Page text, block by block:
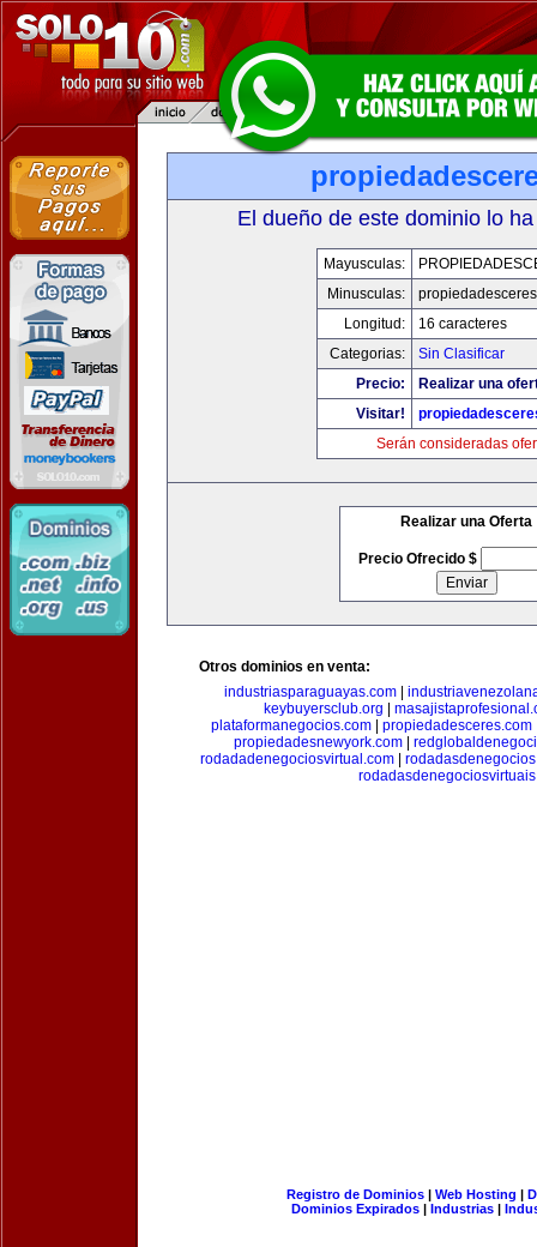
El dueño de este dominio lo
Mayusculas:
Minusculas:
Longitud:
16 caracteres
Categorias:
Sin Clasificar
Precio:
Realizar una
Visitar!
Serán consideradas
Realizar una Oferta
Precio Ofrecido $
Otros dominios en venta:
industriasparaguayas.com
keybuyersclub.org
plataformanegocios.com
propiedadesceres.com
propiedadesnewyork.com|
rodadadenegociosvirtual.com|
Registro de Dominios| Web Hosting |
Dominios Expirados | Industrias |